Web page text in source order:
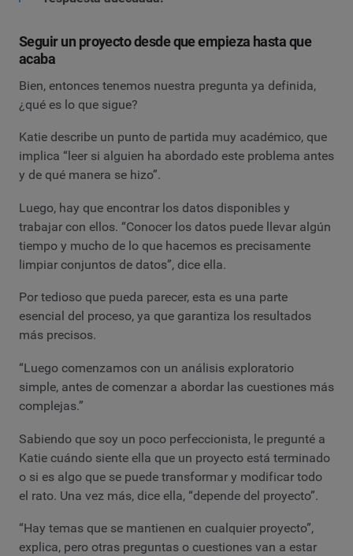
Seguir un proyecto desde que empieza hasta que
acaba
Bien, entonces tenemos nuestra pregunta ya definida,
¿qué es lo que sigue?
Katie describe un punto de partida muy académico, que
implica “leer si alguien ha abordado este problema antes
y de qué manera se hizo”.
Luego, hay que encontrar los datos disponibles y
trabajar con ellos. “Conocer los datos puede llevar algún
tiempo y mucho de lo que hacemos es precisamente
limpiar conjuntos de datos”, dice ella.
Por tedioso que pueda parecer, esta es una parte
esencial del proceso, ya que garantiza los resultados
más precisos.
“Luego comenzamos con un análisis exploratorio
simple, antes de comenzar a abordar las cuestiones más
complejas.”
Sabiendo que soy un poco perfeccionista, le pregunté a
Katie cuándo siente ella que un proyecto está terminado
o si es algo que se puede transformar y modificar todo
el rato. Una vez más, dice ella, “depende del proyecto”.
“Hay temas que se mantienen en cualquier proyecto”,
explica, pero otras preguntas o cuestiones van a estar